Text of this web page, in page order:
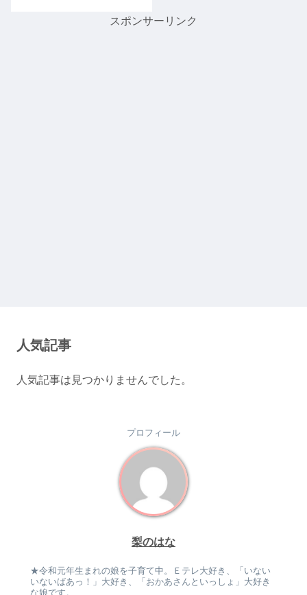
スポンサーリンク
人気記事
人気記事は見つかりませんでした。
プロフィール
梨のはな
★令和元年生まれの娘を子育て中。Ｅテレ大好き、「いない
いないばあっ！」大好き、「おかあさんといっしょ」大好き
な娘です。